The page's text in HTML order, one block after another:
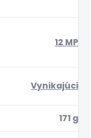
12 MP
Vynikajúci
171 g